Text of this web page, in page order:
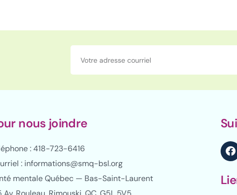
nous joindre
: 418-723-6416
: informations@smq-bsl.org
mentale Québec — Bas-Saint-Laurent